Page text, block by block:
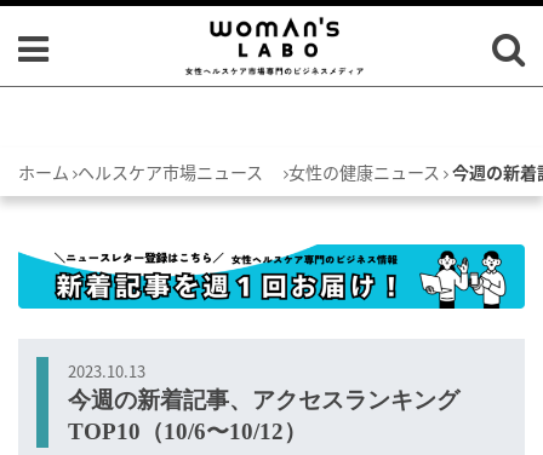
ホーム ヘルスケア市場ニュース 女性の健康ニュース 今週の新
2023.10.13
今週の新着記事、アクセスランキング
TOP10（10/6〜10/12）